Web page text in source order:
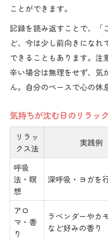
ことができます。
記録を読み返すことで、「
ど、今は少し前向きにな
できることもあります。注
辛い場合は無理をせず、気
ん。自分のペースで心の休
気持ちが沈む日のリラッ
リラッ
クス法
実践例
呼吸
法・瞑
想
深呼吸・ヨガを
アロ
マ・香
り
ラベンダーやカ
など好みの香り